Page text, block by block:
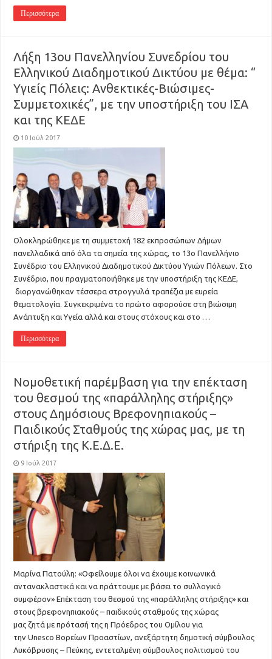
Περισσότερα
Λήξη 13ου Πανελληνίου Συνεδρίου του
Ελληνικού Διαδημοτικού Δικτύου με θέμα: “
Υγιείς Πόλεις: Ανθεκτικές-Βιώσιμες-
Συμμετοχικές”, με την υποστήριξη του ΙΣΑ
και της ΚΕΔΕ
10 Ιούλ 2017
Ολοκληρώθηκε με τη συμμετοχή 182 εκπροσώπων Δήμων
πανελλαδικά από όλα τα σημεία της χώρας, το 13ο Πανελλήνιο
Συνέδριο του Ελληνικού Διαδημοτικού Δικτύου Υγιών Πόλεων. Στο
Συνέδριο, που πραγματοποιήθηκε με την υποστήριξη της ΚΕΔΕ,
διοργανώθηκαν τέσσερα στρογγυλά τραπέζια με ευρεία
θεματολογία. Συγκεκριμένα το πρώτο αφορούσε στη βιώσιμη
Ανάπτυξη και Υγεία αλλά και στους στόχους και στο …
Περισσότερα
Νομοθετική παρέμβαση για την επέκταση
του θεσμού της «παράλληλης στήριξης»
στους Δημόσιους Βρεφονηπιακούς –
Παιδικούς Σταθμούς της χώρας μας, με τη
στήριξη της Κ.Ε.Δ.Ε.
9 Ιούλ 2017
Μαρίνα Πατούλη: «Οφείλουμε όλοι να έχουμε κοινωνικά
αντανακλαστικά και να πράττουμε με βάσει το συλλογικό
συμφέρον» Επέκταση του θεσμού της «παράλληλης στήριξης» και
στους βρεφονηπιακούς – παιδικούς σταθμούς της χώρας
μας ζητά με πρότασή της η Πρόεδρος του Ομίλου για
την Unesco Βορείων Προαστίων, ανεξάρτητη δημοτική σύμβουλος
Λυκόβρυσης – Πεύκης, εντεταλμένη σύμβουλος πολιτισμού του